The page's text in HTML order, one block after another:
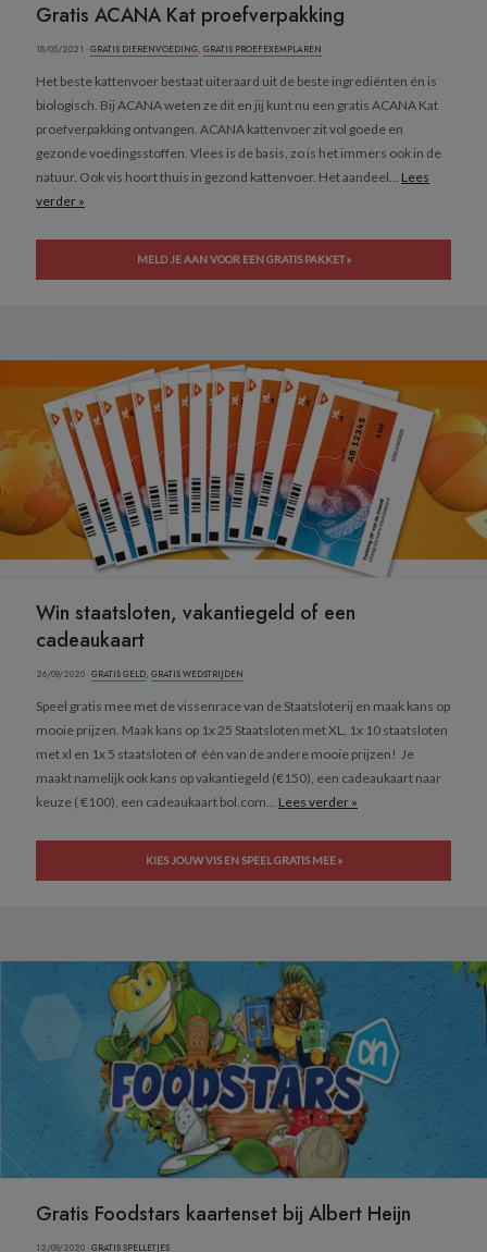
Gratis ACANA Kat proefverpakking
18/05/2021 ·GRATIS DIERENVOEDING, GRATIS PROEFEXEMPLAREN
Het beste kattenvoer bestaat uiteraard uit de beste ingrediënten én is
biologisch. Bij ACANA weten ze dit en jij kunt nu een gratis ACANA Kat
proefverpakking ontvangen. ACANA kattenvoer zit vol goede en
gezonde voedingsstoffen. Vlees is de basis, zo is het immers ook in de
natuur. Ook vis hoort thuis in gezond kattenvoer. Het aandeel... Lees
verder »
MELD JE AAN VOOR EEN GRATIS PAKKET »
Win staatsloten, vakantiegeld of een
cadeaukaart
26/09/2020 ·GRATIS GELD, GRATIS WEDSTRIJDEN
Speel gratis mee met de vissenrace van de Staatsloterij en maak kans op
mooie prijzen. Maak kans op 1x 25 Staatsloten met XL, 1x 10 staatsloten
met xl en 1x 5 staatsloten of één van de andere mooie prijzen! Je
maakt namelijk ook kans op vakantiegeld (€150), een cadeaukaart naar
keuze ( €100), een cadeaukaart bol.com... Lees verder »
KIES JOUW VIS EN SPEEL GRATIS MEE »
Gratis Foodstars kaartenset bij Albert Heijn
12/09/2020 ·GRATIS SPELLETJES